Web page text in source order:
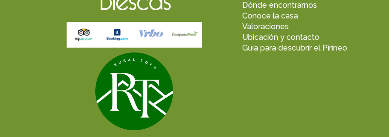
Dónde encontrarnos
Conoce la casa
Valoraciones
Ubicación y contacto
Guía para descubrir el Pirineo